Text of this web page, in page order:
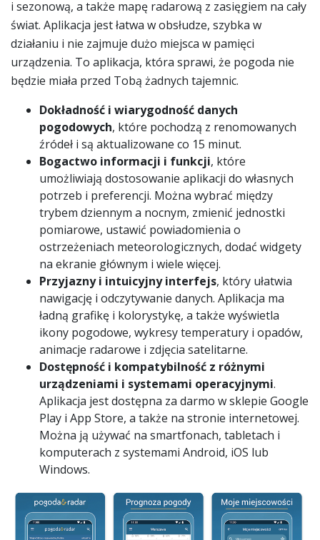
i sezonową, a także mapę radarową z zasięgiem na cały
świat. Aplikacja jest łatwa w obsłudze, szybka w
działaniu i nie zajmuje dużo miejsca w pamięci
urządzenia. To aplikacja, która sprawi, że pogoda nie
będzie miała przed Tobą żadnych tajemnic.
Dokładność i wiarygodność danych
pogodowych, które pochodzą z renomowanych
źródeł i są aktualizowane co 15 minut.
Bogactwo informacji i funkcji, które
umożliwiają dostosowanie aplikacji do własnych
potrzeb i preferencji. Można wybrać między
trybem dziennym a nocnym, zmienić jednostki
pomiarowe, ustawić powiadomienia o
ostrzeżeniach meteorologicznych, dodać widgety
na ekranie głównym i wiele więcej.
Przyjazny i intuicyjny interfejs, który ułatwia
nawigację i odczytywanie danych. Aplikacja ma
ładną grafikę i kolorystykę, a także wyświetla
ikony pogodowe, wykresy temperatury i opadów,
animacje radarowe i zdjęcia satelitarne.
Dostępność i kompatybilność z różnymi
urządzeniami i systemami operacyjnymi.
Aplikacja jest dostępna za darmo w sklepie Google
Play i App Store, a także na stronie internetowej.
Można ją używać na smartfonach, tabletach i
komputerach z systemami Android, iOS lub
Windows.